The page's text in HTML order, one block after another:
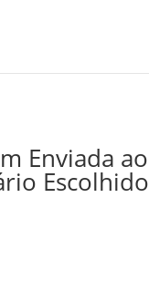
Enviada ao
Escolhido